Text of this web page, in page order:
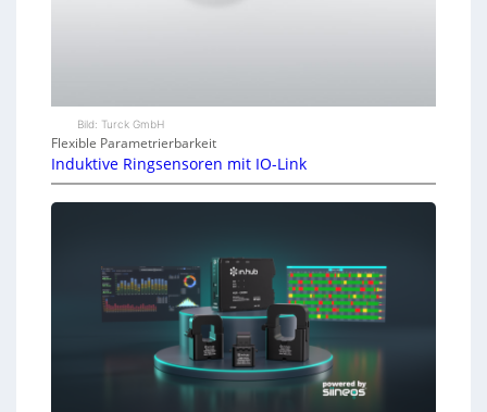
Bild: Turck GmbH
Flexible Parametrierbarkeit
Induktive Ringsensoren mit IO-Link